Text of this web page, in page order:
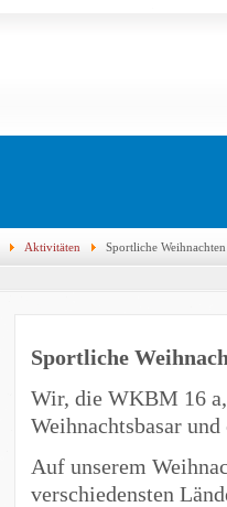
Aktivitäten Sportliche
Sportliche
Wir, die WKBM 16
Weihnachtsbasar
Auf unserem
verschiedensten